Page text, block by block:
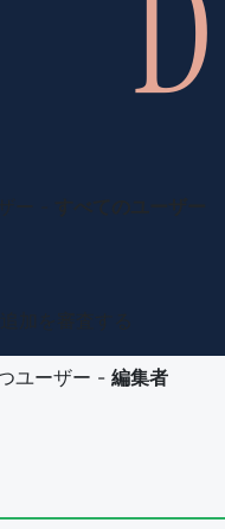
ユーザー - 編集者
ー -